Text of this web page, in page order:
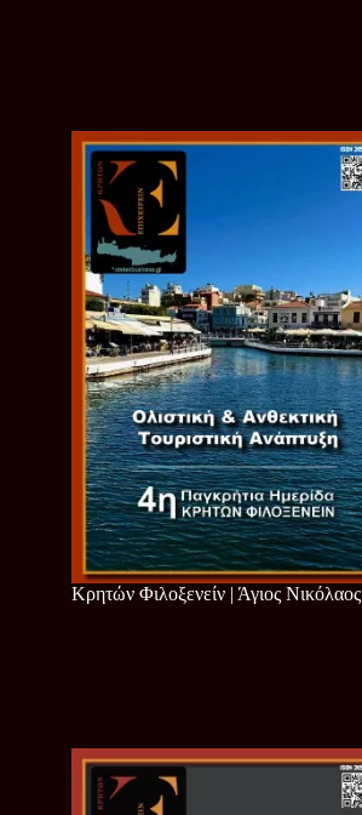
Κρητών Φιλοξενείν | Άγιος Νικόλαος